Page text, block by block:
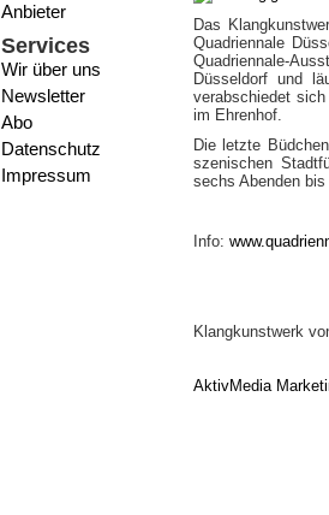
Anbieter
Services
Wir über uns
Newsletter
Abo
Datenschutz
Impressum
Das
Quadriennale
Quadriennale-
Düsseldorf und
verabschiedet
im Ehrenhof.
Die letzte
szenischen
sechs Abenden
Info:
Klangkunstwerk
AktivMedia